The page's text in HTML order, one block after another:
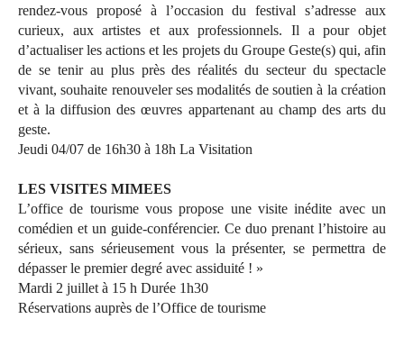
rendez-vous proposé à l’occasion du festival s’adresse aux
curieux, aux artistes et aux professionnels. Il a pour objet
d’actualiser les actions et les projets du Groupe Geste(s) qui, afin
de se tenir au plus près des réalités du secteur du spectacle
vivant, souhaite renouveler ses modalités de soutien à la création
et à la diffusion des œuvres appartenant au champ des arts du
geste.
Jeudi 04/07 de 16h30 à 18h La Visitation
LES VISITES MIMEES
L’office de tourisme vous propose une visite inédite avec un
comédien et un guide-conférencier. Ce duo prenant l’histoire au
sérieux, sans sérieusement vous la présenter, se permettra de
dépasser le premier degré avec assiduité ! »
Mardi 2 juillet à 15 h Durée 1h30
Réservations auprès de l’Office de tourisme